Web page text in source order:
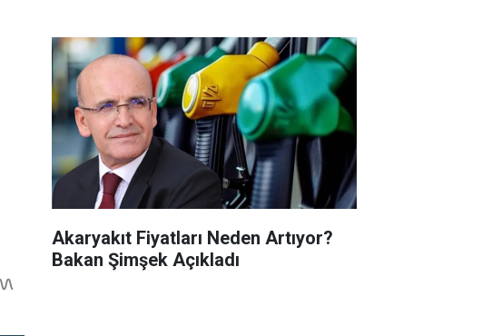
Akaryakıt Fiyatları Neden Artıyor?
Bakan Şimşek Açıkladı